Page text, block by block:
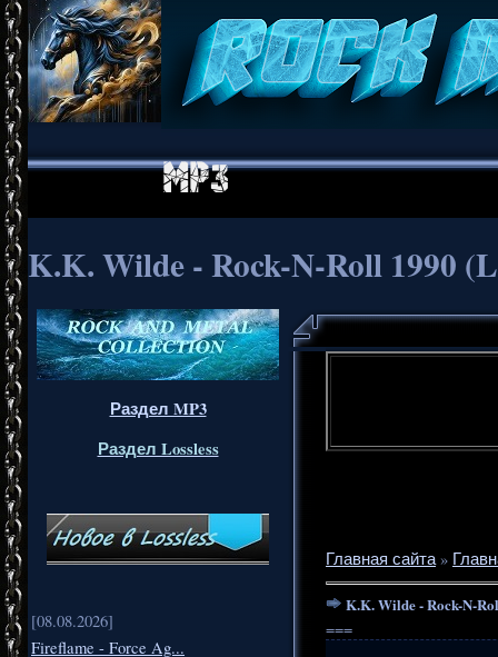
K.K. Wilde - Rock-N-Roll 1990
Раздел MP3
Раздел Lossless
[08.08.2026]
Fireflame - Force Ag...
Главная сайта»
K.K. Wilde - Rock-N-
===